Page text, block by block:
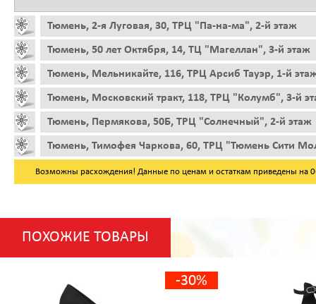
Тюмень, 2-я Луговая, 30, ТРЦ "Па-на-ма", 2-й этаж
Тюмень, 50 лет Октября, 14, ТЦ "Магеллан", 3-й этаж
Тюмень, Мельникайте, 116, ТРЦ Арсиб Тауэр, 1-й
Тюмень, Московский тракт, 118, ТРЦ "Колумб", 3-й
Тюмень, Пермякова, 50Б, ТРЦ "Солнечный", 2-й этаж
Тюмень, Тимофея Чаркова, 60, ТРЦ "Тюмень Сити
Возможны расхождения! Данные по ценам и остаткам приведены на
ПОХОЖИЕ ТОВАРЫ
-30%